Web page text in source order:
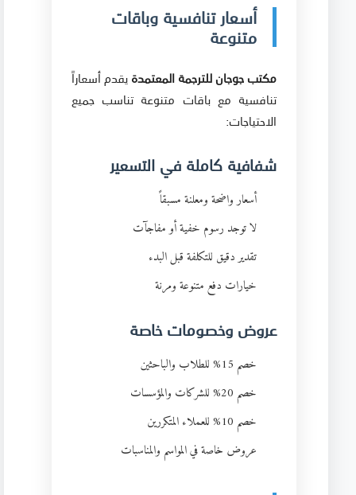
أسعار تنافسية وباقات
متنوعة
مكتب جوجان للترجمة المعتمدةيقدم أسعاراً
تنافسية مع باقات متنوعة تناسب جميع
الاحتياجات:
شفافية كاملة في التسعير
أسعار واضحة ومعلنة مسبقاً
لا توجد رسوم خفية أو مفاجآت
تقدير دقيق للتكلفة قبل البدء
خيارات دفع متنوعة ومرنة
عروض وخصومات خاصة
خصم 15% للطلاب والباحثين
خصم 20% للشركات والمؤسسات
خصم 10% للعملاء المتكررين
عروض خاصة في المواسم والمناسبات